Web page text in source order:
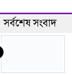
সর্বশেষ সংবাদ